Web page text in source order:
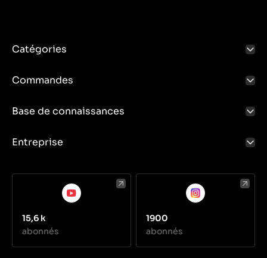
Catégories
Commandes
Base de connaissances
Entreprise
15,6 k
abonnés
1900
abonnés